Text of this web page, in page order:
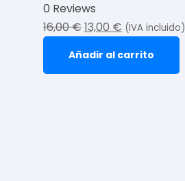
0 Reviews
16,00€13,00 € (IVA incluido)
Añadir al carrito